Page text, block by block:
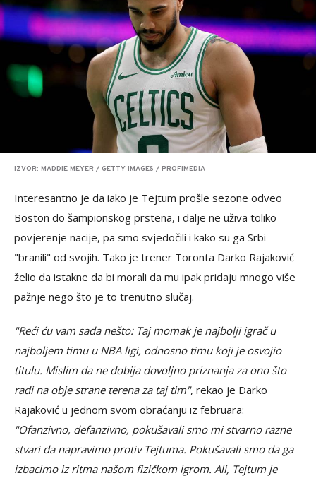
IZVOR: MADDIE MEYER / GETTY IMAGES / PROFIMEDIA
Interesantno je da iako je Tejtum prošle sezone odveo
Boston do šampionskog prstena, i dalje ne uživa toliko
povjerenje nacije, pa smo svjedočili i kako su ga Srbi
"branili" od svojih. Tako je trener Toronta Darko Rajaković
želio da istakne da bi morali da mu ipak pridaju mnogo više
pažnje nego što je to trenutno slučaj.
"Reći ću vam sada nešto: Taj momak je najbolji igrač u
najboljem timu u NBA ligi, odnosno timu koji je osvojio
titulu. Mislim da ne dobija dovoljno priznanja za ono što
radi na obje strane terena za taj tim", rekao je Darko
Rajaković u jednom svom obraćanju iz februara:
"Ofanzivno, defanzivno, pokušavali smo mi stvarno razne
stvari da napravimo protiv Tejtuma. Pokušavali smo da ga
izbacimo iz ritma našom fizičkom igrom. Ali, Tejtum je